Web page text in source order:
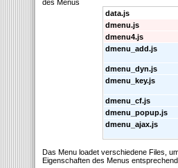
des Menus
data.js
dmenu.js
dmenu4.js
dmenu_add.js
dmenu_dyn.js
dmenu_key.js
dmenu_cf.js
dmenu_popup.js
dmenu_ajax.js
Das Menu loadet verschiedene Files,
Eigenschaften des Menus